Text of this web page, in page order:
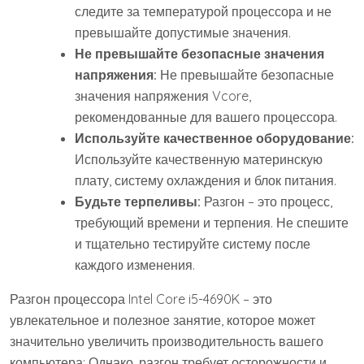
следите за температурой процессора и не
превышайте допустимые значения.
Не превышайте безопасные значения
напряжения: Не превышайте безопасные
значения напряжения Vcore,
рекомендованные для вашего процессора.
Используйте качественное оборудование:
Используйте качественную материнскую
плату, систему охлаждения и блок питания.
Будьте терпеливы: Разгон – это процесс,
требующий времени и терпения. Не спешите
и тщательно тестируйте систему после
каждого изменения.
Разгон процессора Intel Core i5-4690K – это
увлекательное и полезное занятие, которое может
значительно увеличить производительность вашего